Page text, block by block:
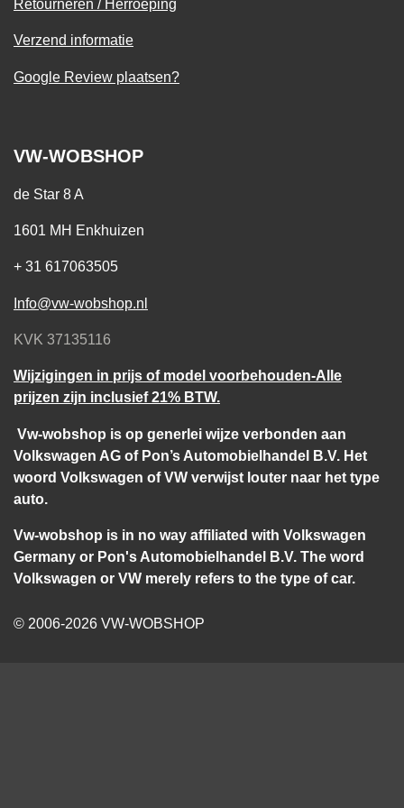
Retourneren / Herroeping
Verzend informatie
Google Review plaatsen?
VW-WOBSHOP
de Star 8 A
1601 MH Enkhuizen
+ 31 617063505
Info@vw-wobshop.nl
KVK 37135116
Wijzigingen in prijs of model voorbehouden-Alle
prijzen zijn inclusief 21% BTW.
Vw-wobshop is op generlei wijze verbonden aan
Volkswagen AG of Pon’s Automobielhandel B.V. Het
woord Volkswagen of VW verwijst louter naar het type
auto.
Vw-wobshop is in no way affiliated with Volkswagen
Germany or Pon's Automobielhandel B.V. The word
Volkswagen or VW merely refers to the type of car.
© 2006-2026 VW-WOBSHOP